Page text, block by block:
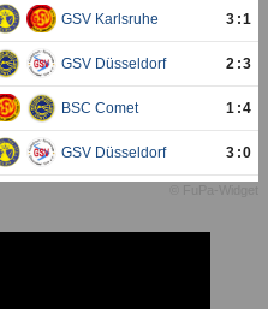
GSV Karlsruhe 3:1
GSV Düsseldorf 2:3
BSC Comet 1:4
GSV Düsseldorf 3:0